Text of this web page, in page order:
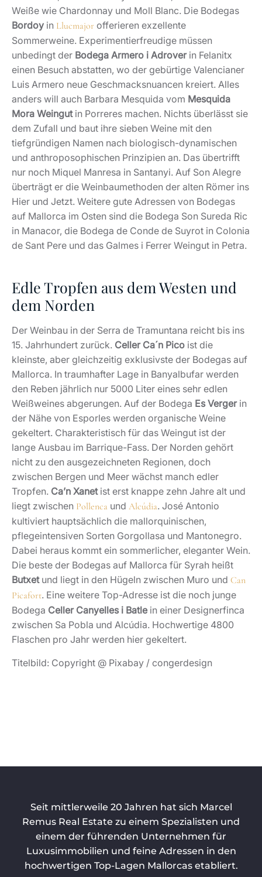
Weiße wie Chardonnay und Moll Blanc. Die Bodegas
Bordoy in Llucmajor offerieren exzellente
Sommerweine. Experimentierfreudige müssen
unbedingt der Bodega Armero i Adrover in Felanitx
einen Besuch abstatten, wo der gebürtige Valencianer
Luis Armero neue Geschmacksnuancen kreiert. Alles
anders will auch Barbara Mesquida vom Mesquida
Mora Weingutin Porreres machen. Nichts überlässt sie
dem Zufall und baut ihre sieben Weine mit den
tiefgründigen Namen nach biologisch-dynamischen
und anthroposophischen Prinzipien an. Das übertrifft
nur noch Miquel Manresa in Santanyi. Auf Son Alegre
überträgt er die Weinbaumethoden der alten Römer ins
Hier und Jetzt. Weitere gute Adressen von Bodegas
auf Mallorca im Osten sind die Bodega Son Sureda Ric
in Manacor, die Bodega de Conde de Suyrot in Colonia
de Sant Pere und das Galmes i Ferrer Weingut in Petra.
Edle Tropfen aus dem Westen und
dem Norden
Der Weinbau in der Serra de Tramuntana reicht bis ins
15. Jahrhundert zurück. Celler Ca´n Pico ist die
kleinste, aber gleichzeitig exklusivste der Bodegas auf
Mallorca. In traumhafter Lage in Banyalbufar werden
den Reben jährlich nur 5000 Liter eines sehr edlen
Weißweines abgerungen. Auf der Bodega Es Vergerin
der Nähe von Esporles werden organische Weine
gekeltert. Charakteristisch für das Weingut ist der
lange Ausbau im Barrique-Fass. Der Norden gehört
nicht zu den ausgezeichneten Regionen, doch
zwischen Bergen und Meer wächst manch edler
Tropfen. Ca’n Xanetist erst knappe zehn Jahre alt und
liegt zwischen Pollenca und Alcúdia. José Antonio
kultiviert hauptsächlich die mallorquinischen,
pflegeintensiven Sorten Gorgollasa und Mantonegro.
Dabei heraus kommt ein sommerlicher, eleganter Wein.
Die beste der Bodegas auf Mallorca für Syrah heißt
Butxetund liegt in den Hügeln zwischen Muro und Can
Picafort. Eine weitere Top-Adresse ist die noch junge
Bodega Celler Canyelles i Batle in einer Designerfinca
zwischen Sa Pobla und Alcúdia. Hochwertige 4800
Flaschen pro Jahr werden hier gekeltert.
Titelbild: Copyright @ Pixabay / congerdesign
Seit mittlerweile 20 Jahren hat sich Marcel
Remus Real Estate zu einem Spezialisten und
einem der führenden Unternehmen für
Luxusimmobilien und feine Adressen in den
hochwertigen Top-Lagen Mallorcas etabliert.